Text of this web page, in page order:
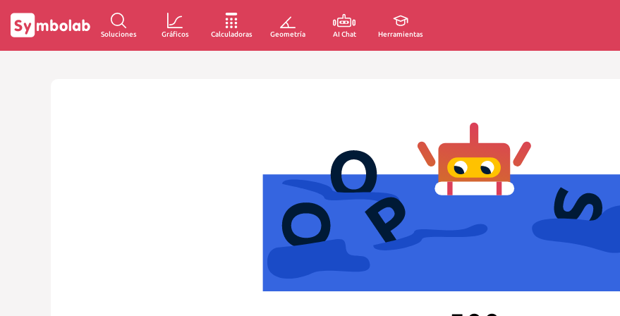
Soluciones Gráficos Calculadoras Geometría AI Chat Herramientas